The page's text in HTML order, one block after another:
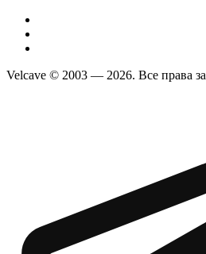
Velcave © 2003 — 2026. Все права